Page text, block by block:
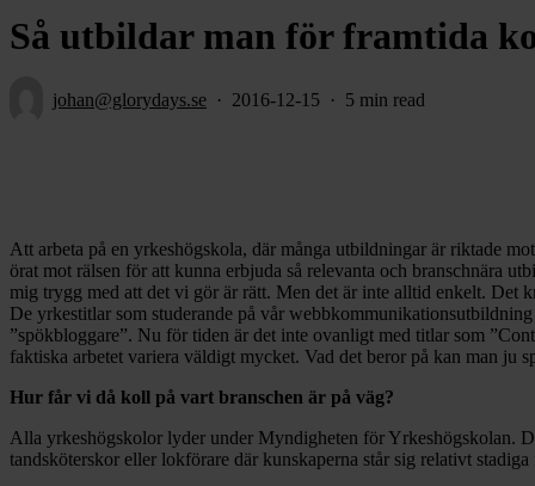
Så utbildar man för framtida
johan@glorydays.se 2016-12-15 5 min read
Att arbeta på en yrkeshögskola, där många utbildningar är riktade
örat mot rälsen för att kunna erbjuda så relevanta och branschnära
mig trygg med att det vi gör är rätt. Men det är inte alltid enkelt. Det
De yrkestitlar som studerande på vår
”spökbloggare”. Nu för tiden är det inte ovanligt med titlar som
faktiska arbetet variera väldigt mycket. Vad det beror på kan man ju
Hur får vi då koll på vart branschen är på väg?
Alla yrkeshögskolor lyder under Myndigheten för Yrkeshögskolan.
tandsköterskor eller lokförare där kunskaperna står sig relativt